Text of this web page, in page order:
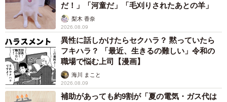
クリスマスソングは甥っ子のリクエストでWhite Christmas
I Saw Mommy Kissing Santa Claus の2曲お送りします🎅🎄
急に寒くなったので皆さん気をつけて下さいね😊🙏 #スト
リートピアノ
#85才 pic.twitter.com/HYx83V8ajg
— 町不動産 (@machirealestate)
だ！」「河童だ」「毛刈りされたあとの羊」
梨木 香奈
2026.08.09
異性に話しかけたらセクハラ？ 黙っていたら
フキハラ？ 「最近、生きるの難しい」令和の
職場で悩む上司【漫画】
海川 まこと
2026.08.09
補助があっても約9割が「夏の電気・ガス代は